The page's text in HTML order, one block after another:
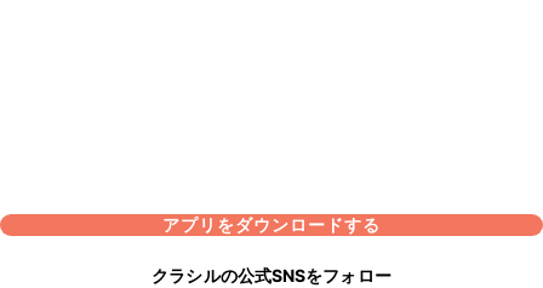
アプリをダウンロードする
クラシルの公式SNSをフォロー